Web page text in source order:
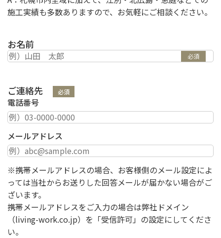
施工実績も多数ありますので、お気軽にご相談ください。
お名前
必須
ご連絡先 必須
電話番号
メールアドレス
※携帯メールアドレスの場合、お客様側のメール設定によ
っては当社からお送りした回答メールが届かない場合がご
ざいます。
携帯メールアドレスをご入力の場合は弊社ドメイン
（living-work.co.jp）を「受信許可」の設定にしてくださ
い。